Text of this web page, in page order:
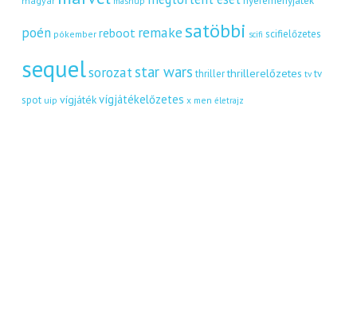
poén pókember reboot remakesatöbbi scifi scifielőzetes
sequelsorozatstar wars thriller thrillerelőzetes tv tv
spot uip vígjátékvígjátékelőzetes x men életrajz